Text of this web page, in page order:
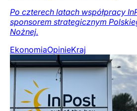
Po czterech latach współpracy
sponsorem strategicznym
Nożnej.
EkonomiaOpinieKraj